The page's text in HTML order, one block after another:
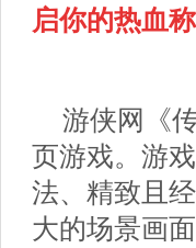
启你的热血
游侠网《
页游戏。游
法、精致且
大的场景画